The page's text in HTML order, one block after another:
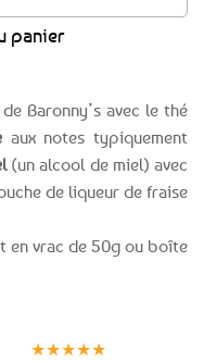
Baronny’s avec le thé
aux notes typiquement
(un alcool de miel) avec
de liqueur de fraise
en vrac de 50g ou boîte
panier
★★★★★